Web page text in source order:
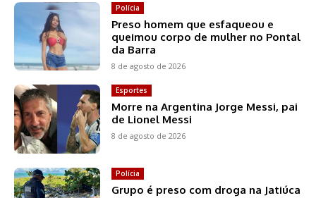
Polícia
Preso homem que esfaqueou e
queimou corpo de mulher no Pontal
da Barra
8 de agosto de 2026
Esportes
Morre na Argentina Jorge Messi, pai
de Lionel Messi
8 de agosto de 2026
Polícia
Grupo é preso com droga na Jatiúca